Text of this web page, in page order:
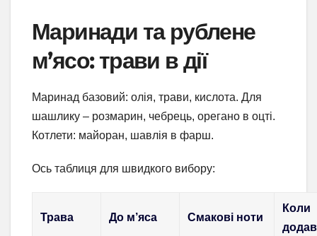
Маринади та рублене
м’ясо: трави в дії
Маринад базовий: олія, трави, кислота. Для
шашлику – розмарин, чебрець, орегано в оцті.
Котлети: майоран, шавлія в фарш.
Ось таблиця для швидкого вибору:
Трава До м’яса Смакові ноти
Коли